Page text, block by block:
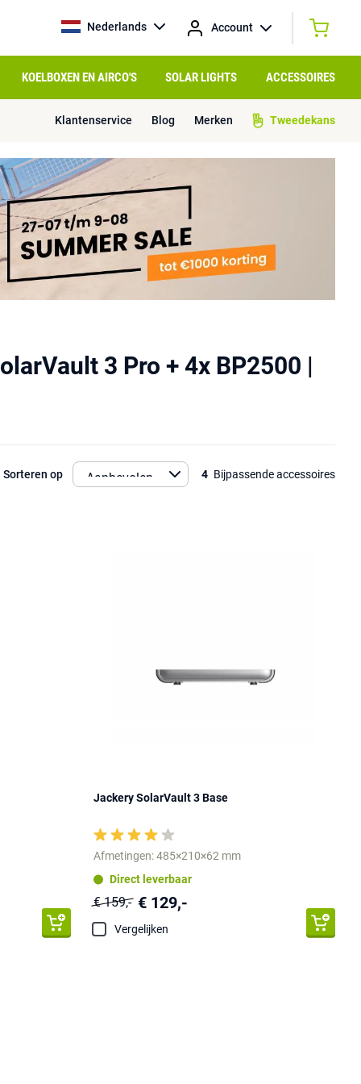
Nederlands Account
KOELBOXEN EN AIRCO'S SOLAR LIGHTS ACCESSOIRES
Klantenservice Blog Merken Tweedekans
3 Pro + 4x BP2500 |
Sorteren op 4 Bijpassende accessoires
Jackery SolarVault 3 Base
Afmetingen: 485×210×62 mm
Direct leverbaar
€ 159,- € 129,-
Vergelijken